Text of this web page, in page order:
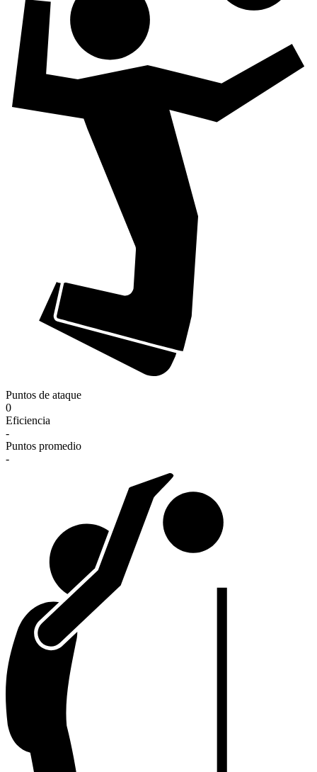
Puntos de ataque
0
Eficiencia
-
Puntos promedio
-